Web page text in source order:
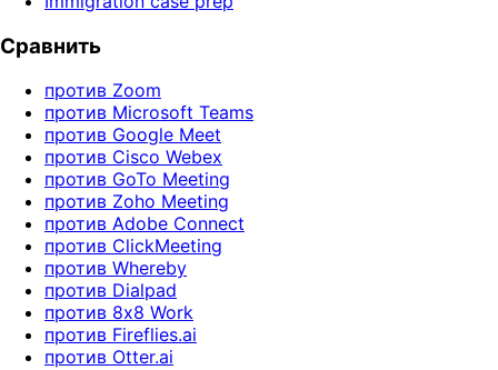
Сравнить
против Zoom
против Microsoft Teams
против Google Meet
против Cisco Webex
против GoTo Meeting
против Zoho Meeting
против Adobe Connect
против ClickMeeting
против Whereby
против Dialpad
против 8x8 Work
против Fireflies.ai
против Otter.ai